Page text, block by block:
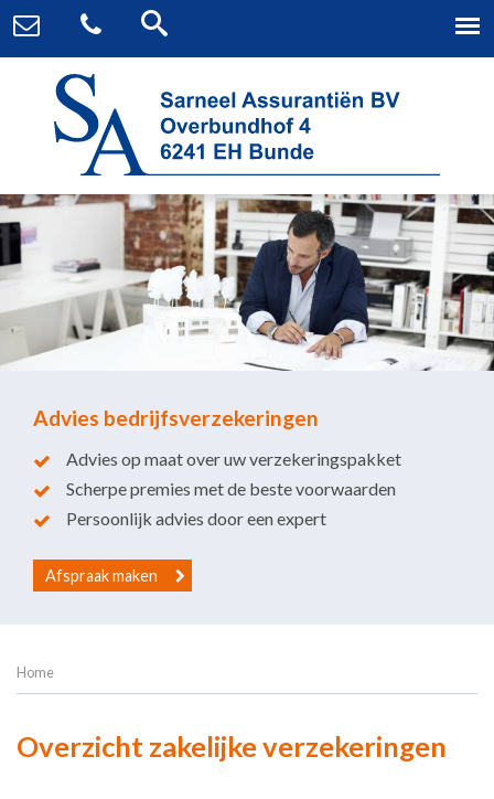
Advies bedrijfsverzekeringen
Advies op maat over uw verzekeringspakket
Scherpe premies met de beste voorwaarden
Persoonlijk advies door een expert
Afspraak maken
Home
Overzicht zakelijke verzekeringen